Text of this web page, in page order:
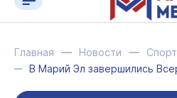
Главная Новости
Спорт